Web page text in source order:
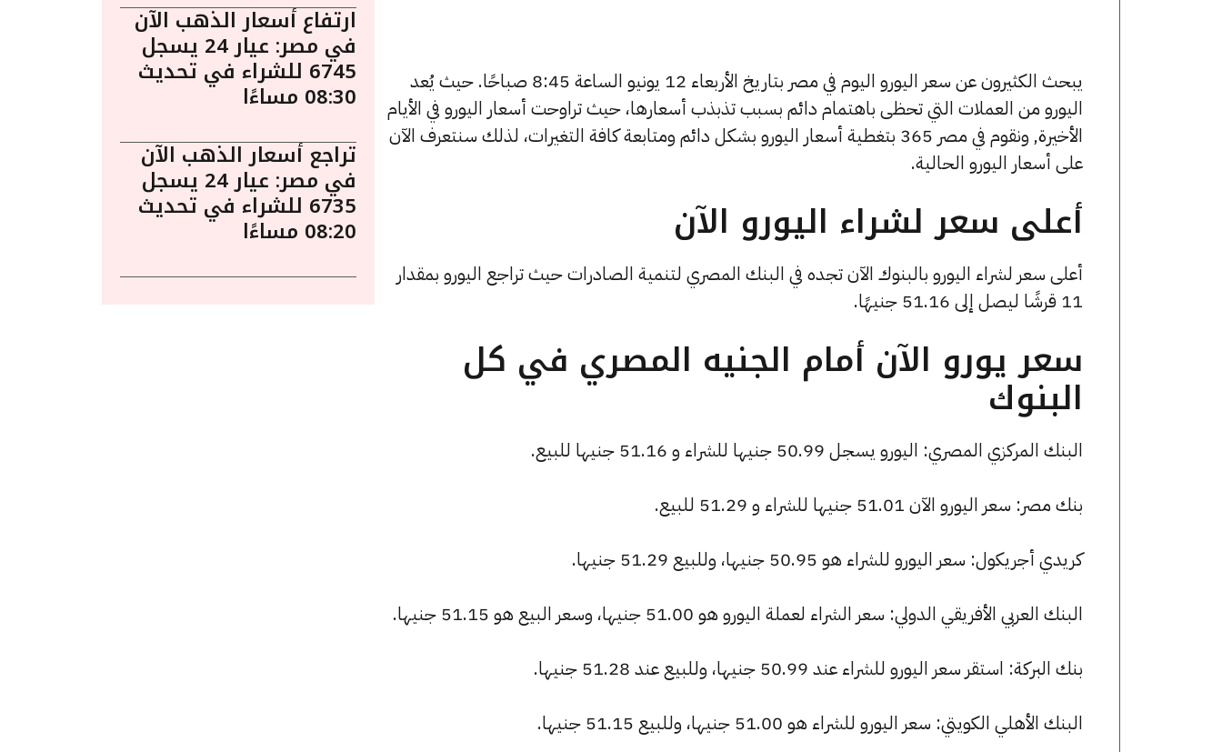
يبحث الكثيرون عن سعر اليورو اليوم في مصر بتاريخ الأربعاء 12 يونيو الساعة 8:45 صباحًا. حيث يُعد
اليورو من العملات التي تحظى باهتمام دائم بسبب تذبذب أسعارها، حيث تراوحت أسعار اليورو في الأيام
الأخيرة, ونقوم في مصر 365 بتغطية أسعار اليورو بشكل دائم ومتابعة كافة التغيرات، لذلك سنتعرف الآن
على أسعار اليورو الحالية.
أعلى سعر لشراء اليورو الآن
أعلى سعر لشراء اليورو بالبنوك الآن تجده في البنك المصري لتنمية الصادرات حيث تراجع اليورو بمقدار
11 قرشًا ليصل إلى 51.16 جنيهًا.
سعر يورو الآن أمام الجنيه المصري في كل
البنوك
البنك المركزي المصري: اليورو يسجل 50.99 جنيها للشراء و 51.16 جنيها للبيع.
بنك مصر: سعر اليورو الآن 51.01 جنيها للشراء و 51.29 للبيع.
كريدي أجريكول: سعر اليورو للشراء هو 50.95 جنيها، وللبيع 51.29 جنيها.
البنك العربي الأفريقي الدولي: سعر الشراء لعملة اليورو هو 51.00 جنيها، وسعر البيع هو 51.15 جنيها.
بنك البركة: استقر سعر اليورو للشراء عند 50.99 جنيها، وللبيع عند 51.28 جنيها.
البنك الأهلي الكويتي: سعر اليورو للشراء هو 51.00 جنيها، وللبيع 51.15 جنيها.
ارتفاع أسعار الذهب الآن
في مصر: عيار 24 يسجل
6745 للشراء في تحديث
08:30 مساءًا
تراجع أسعار الذهب الآن
في مصر: عيار 24 يسجل
6735 للشراء في تحديث
08:20 مساءًا